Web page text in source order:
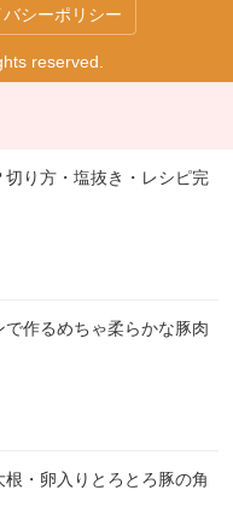
バシーポリシー
reserved.
切り方・塩抜き・レシピ完
作るめちゃ柔らかな豚肉
・卵入りとろとろ豚の角